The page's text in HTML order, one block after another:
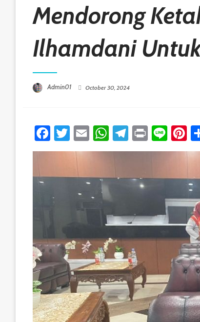
Mendorong
Ilhamdani
Admin01 October 30, 2024
Facebook
Twitter
EmailWhatsApp
Telegram
PrintLine